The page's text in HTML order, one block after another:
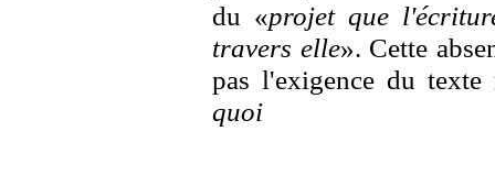
du «projet que
travers elle». Cette
pas l'exigence du
quoi